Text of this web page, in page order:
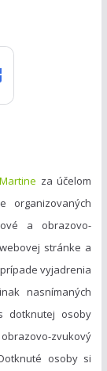
za účelom
organizovaných
a obrazovo-
stránke a
vyjadrenia
nasnímaných
dotknutej osoby
zvukový
osoby si